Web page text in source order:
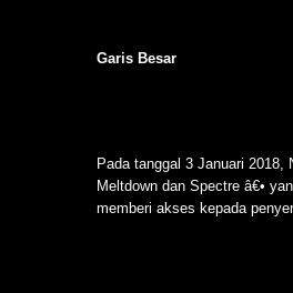
Garis Besar
Pada tanggal 3 Januari 2018,
Meltdown dan Spectre â€•
memberi akses kepada